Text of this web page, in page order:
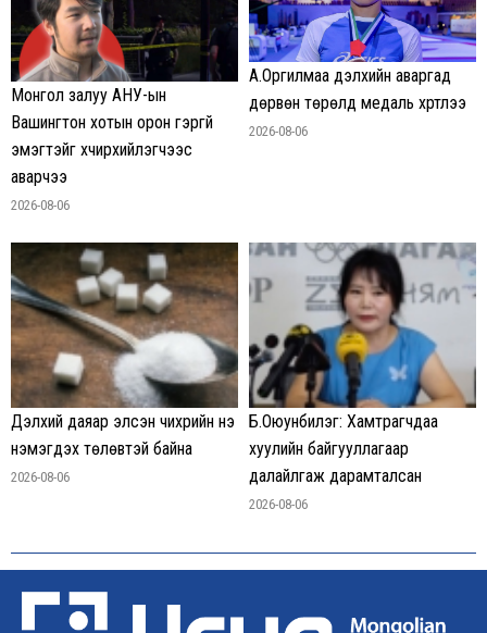
Монгол залуу АНУ-ын
Вашингтон хотын орон гэргүй
эмэгтэйг хүчирхийлэгчээс
аварчээ
2026-08-06
А.Оргилмаа дэлхийн аваргад
дөрвөн төрөлд медаль хүртлээ
2026-08-06
Дэлхий даяар элсэн чихрийн үнэ
нэмэгдэх төлөвтэй байна
2026-08-06
Б.Оюунбилэг: Хамтрагчдаа
хуулийн байгууллагаар
далайлгаж дарамталсан
2026-08-06